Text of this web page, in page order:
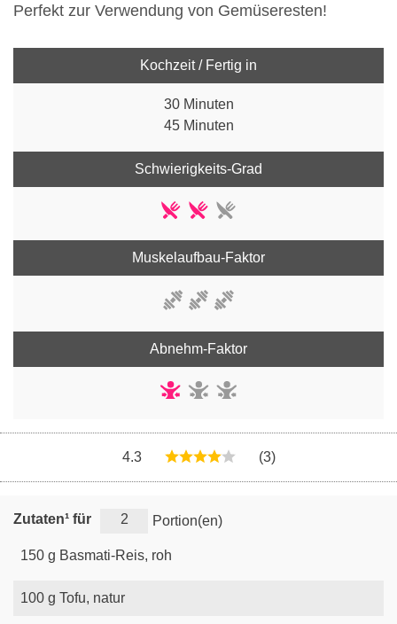
Perfekt zur Verwendung von Gemüseresten!
Kochzeit / Fertig in
30 Minuten
45 Minuten
Schwierigkeits-Grad
Muskelaufbau-Faktor
Abnehm-Faktor
4.3 (3)
Zutaten¹ für Portion(en)
150 g Basmati-Reis, roh
100 g Tofu, natur